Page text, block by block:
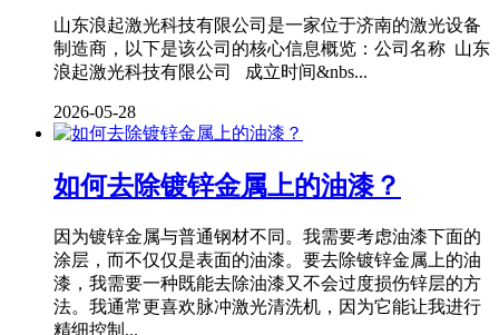
山东浪起激光科技有限公司是一家位于济南的激光设备
制造商，以下是该公司的核心信息概览：公司名称 山东
浪起激光科技有限公司 成立时间&nbs...
2026-05-28
如何去除镀锌金属上的油漆？
因为镀锌金属与普通钢材不同。我需要考虑油漆下面的
涂层，而不仅仅是表面的油漆。要去除镀锌金属上的油
漆，我需要一种既能去除油漆又不会过度损伤锌层的方
法。我通常更喜欢脉冲激光清洗机，因为它能让我进行
精细控制...